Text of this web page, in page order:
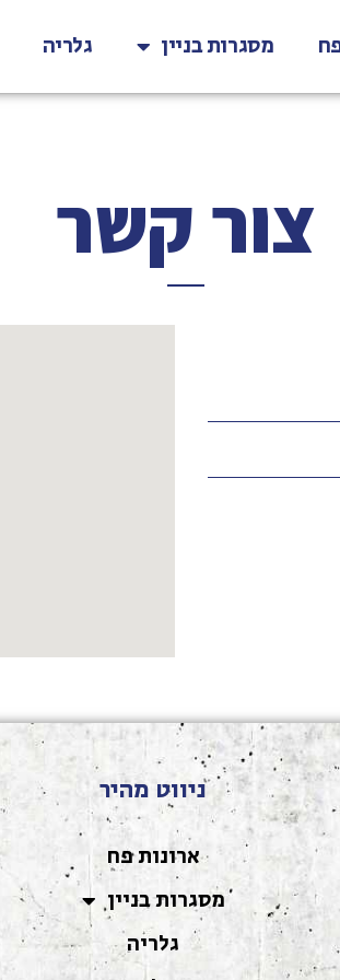
מסגרות בניין גלריה
צור קשר
ניווט מהיר
ארונות פח
מסגרות בניין
גלריה